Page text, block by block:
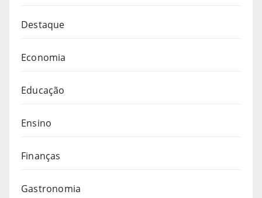
Destaque
Economia
Educação
Ensino
Finanças
Gastronomia